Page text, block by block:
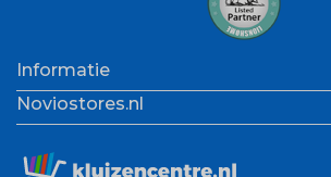
Informatie
Noviostores.nl